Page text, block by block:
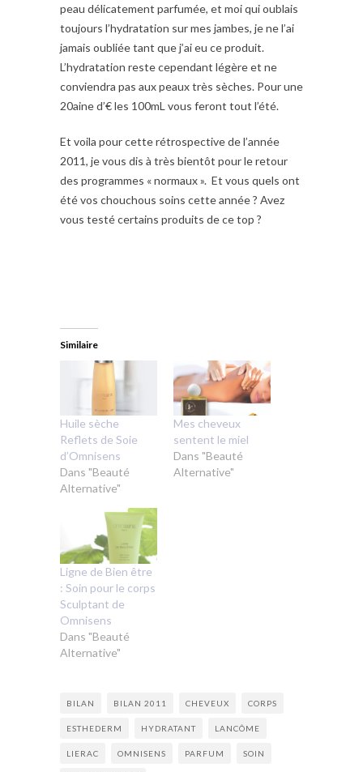
peau délicatement parfumée, et moi qui oublais
toujours l’hydratation sur mes jambes, je ne l’ai
jamais oubliée tant que j’ai eu ce produit.
L’hydratation reste cependant légère et ne
conviendra pas aux peaux très sèches. Pour une
20aine d’€ les 100mL vous feront tout l’été.
Et voila pour cette rétrospective de l’année
2011, je vous dis à très bientôt pour le retour
des programmes « normaux ». Et vous quels ont
été vos chouchous soins cette année ? Avez
vous testé certains produits de ce top ?
Similaire
Huile sèche
Reflets de Soie
d’Omnisens
Dans "Beauté
Alternative"
Mes cheveux
sentent le miel
Dans "Beauté
Alternative"
Ligne de Bien être
: Soin pour le corps
Sculptant de
Omnisens
Dans "Beauté
Alternative"
BILAN BILAN 2011 CHEVEUX CORPS
ESTHEDERM HYDRATANT LANCÔME
LIERAC OMNISENS PARFUM SOIN